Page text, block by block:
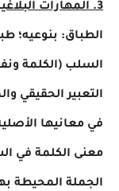
3. المهارات البلاغية المؤكدة
الطباق: بنوعيه؛
السلب (الكلمة
التعبير الحقيقي
في معانيها الأصلية
معنى الكلمة في
الجملة المحيطة